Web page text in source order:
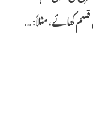
کھائے، مثلاً: …